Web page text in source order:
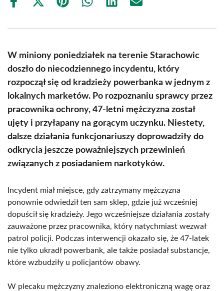
Share
Share
(Twitter)
Share Share Share Share
W miniony poniedziałek na terenie Starachowic
doszło do niecodziennego incydentu, który
rozpoczął się od kradzieży powerbanka w jednym z
lokalnych marketów. Po rozpoznaniu sprawcy przez
pracownika ochrony, 47-letni mężczyzna został
ujęty i przyłapany na gorącym uczynku. Niestety,
dalsze działania funkcjonariuszy doprowadziły do
odkrycia jeszcze poważniejszych przewinień
związanych z posiadaniem narkotyków.
Incydent miał miejsce, gdy zatrzymany mężczyzna
ponownie odwiedził ten sam sklep, gdzie już wcześniej
dopuścił się kradzieży. Jego wcześniejsze działania zostały
zauważone przez pracownika, który natychmiast wezwał
patrol policji. Podczas interwencji okazało się, że 47-latek
nie tylko ukradł powerbank, ale także posiadał substancje,
które wzbudziły u policjantów obawy.
W plecaku mężczyzny znaleziono elektroniczną wagę oraz